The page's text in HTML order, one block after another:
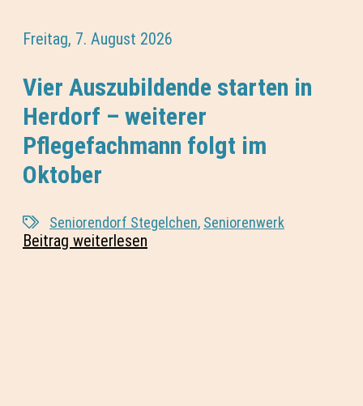
Freitag, 7. August 2026
Vier Auszubildende starten in
Herdorf – weiterer
Pflegefachmann folgt im
Oktober
Seniorendorf Stegelchen, Seniorenwerk
Beitrag weiterlesen